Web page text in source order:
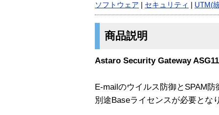
ソフトウェア セキュリティ UTM(
商品説明
Astaro Security Gateway
E-mailのウイルス防御とSPAM
別途Baseライセンスが必要とな